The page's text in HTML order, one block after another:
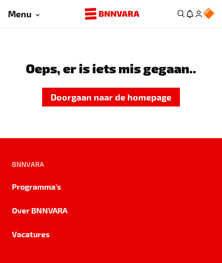
Menu
Oeps, er is iets mis gegaan..
Doorgaan naar de homepage
BNNVARA
Programma's
Over BNNVARA
Vacatures